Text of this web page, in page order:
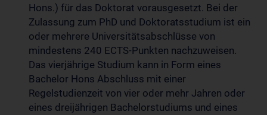
Hons.) für das Doktorat vorausgesetzt. Bei der
Zulassung zum PhD und Doktoratsstudium ist ein
oder mehrere Universitätsabschlüsse von
mindestens 240 ECTS-Punkten nachzuweisen.
Das vierjährige Studium kann in Form eines
Bachelor Hons Abschluss mit einer
Regelstudienzeit von vier oder mehr Jahren oder
eines dreijährigen Bachelorstudiums und eines